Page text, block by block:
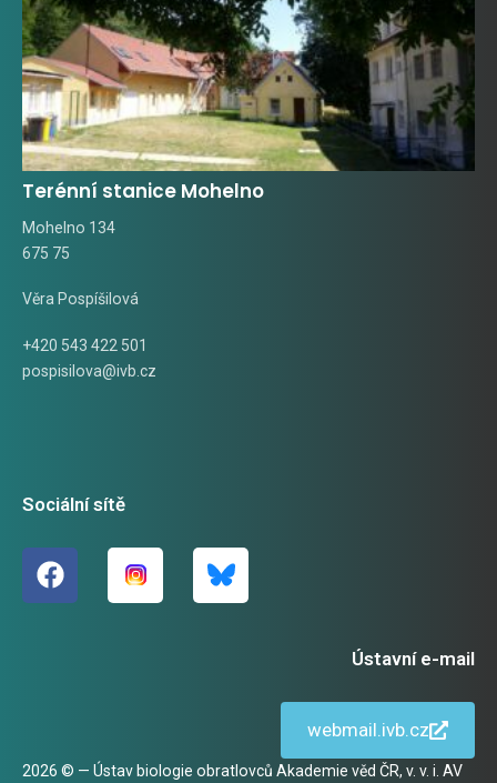
Terénní stanice Mohelno
Mohelno 134
675 75
Věra Pospíšilová
+420 543 422 501
pospisilova@ivb.cz
Sociální sítě
Ústavní e-mail
webmail.ivb.cz
2026 © — Ústav biologie obratlovců Akademie věd ČR, v. v. i. AV